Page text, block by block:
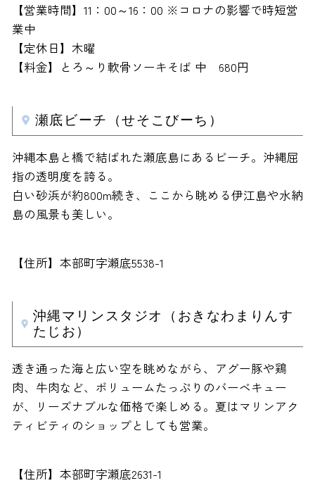
【営業時間】11：00～16：00 ※コロナの影響で時短営
業中
【定休日】木曜
【料金】とろ～り軟骨ソーキそば 中 680円
瀬底ビーチ（せそこびーち）
沖縄本島と橋で結ばれた瀬底島にあるビーチ。沖縄屈
指の透明度を誇る。
白い砂浜が約800m続き、ここから眺める伊江島や水納
島の風景も美しい。
【住所】本部町字瀬底5538-1
沖縄マリンスタジオ（おきなわまりんす
たじお）
透き通った海と広い空を眺めながら、アグー豚や鶏
肉、牛肉など、ボリュームたっぷりのバーベキュー
が、リーズナブルな価格で楽しめる。夏はマリンアク
ティビティのショップとしても営業。
【住所】本部町字瀬底2631-1